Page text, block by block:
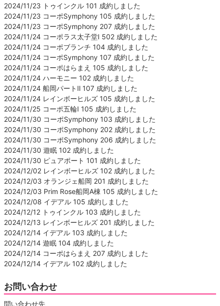
2024/11/23 トゥインクル 101 成約しました
2024/11/23 コーポSymphony 105 成約しました
2024/11/23 コーポSymphony 207 成約しました
2024/11/24 コーポラス太子堂Ⅰ 502 成約しました
2024/11/24 コーポブランチ 104 成約しました
2024/11/24 コーポSymphony 107 成約しました
2024/11/24 コーポはらまえ 105 成約しました
2024/11/24 ハーモニー 102 成約しました
2024/11/24 船岡パートⅡ 107 成約しました
2024/11/24 レインボーヒルズ 105 成約しました
2024/11/25 コーポ五輪Ⅰ 105 成約しました
2024/11/30 コーポSymphony 103 成約しました
2024/11/30 コーポSymphony 202 成約しました
2024/11/30 コーポSymphony 206 成約しました
2024/11/30 遊眠 102 成約しました
2024/11/30 ピュアポート 101 成約しました
2024/12/02 レインボーヒルズ 102 成約しました
2024/12/03 オランジェ船岡 201 成約しました
2024/12/03 Prim Rose船岡A棟 105 成約しました
2024/12/08 イデアル 105 成約しました
2024/12/12 トゥインクル 103 成約しました
2024/12/13 レインボーヒルズ 201 成約しました
2024/12/14 イデアル 103 成約しました
2024/12/14 遊眠 104 成約しました
2024/12/14 コーポはらまえ 207 成約しました
2024/12/14 イデアル 102 成約しました
お問い合わせ
問い合わせ先